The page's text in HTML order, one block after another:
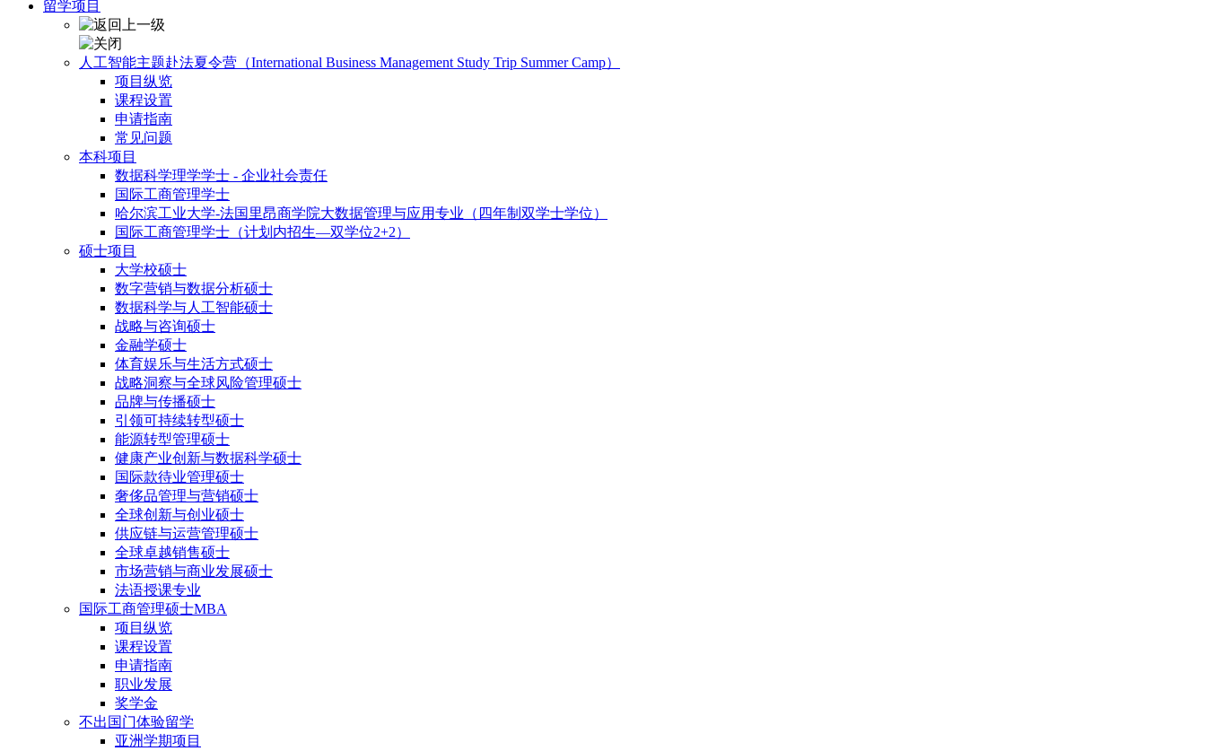
留学项目
人工智能主题赴法夏令营（International Business Management Study Trip Summer Camp）
项目纵览
课程设置
申请指南
常见问题
本科项目
数据科学理学学士 - 企业社会责任
国际工商管理学士
哈尔滨工业大学-法国里昂商学院大数据管理与应用专业（四年制双学士学位）
国际工商管理学士（计划内招生—双学位2+2）
硕士项目
大学校硕士
数字营销与数据分析硕士
数据科学与人工智能硕士
战略与咨询硕士
金融学硕士
体育娱乐与生活方式硕士
战略洞察与全球风险管理硕士
品牌与传播硕士
引领可持续转型硕士
能源转型管理硕士
健康产业创新与数据科学硕士
国际款待业管理硕士
奢侈品管理与营销硕士
全球创新与创业硕士
供应链与运营管理硕士
全球卓越销售硕士
市场营销与商业发展硕士
法语授课专业
国际工商管理硕士MBA
项目纵览
课程设置
申请指南
职业发展
奖学金
不出国门体验留学
亚洲学期项目